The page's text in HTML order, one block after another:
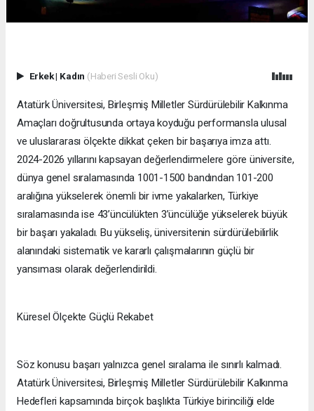
Erkek| Kadın (Haberi Sesli Oku)
Atatürk Üniversitesi, Birleşmiş Milletler Sürdürülebilir Kalkınma
Amaçları doğrultusunda ortaya koyduğu performansla ulusal
ve uluslararası ölçekte dikkat çeken bir başarıya imza attı.
2024-2026 yıllarını kapsayan değerlendirmelere göre üniversite,
dünya genel sıralamasında 1001-1500 bandından 101-200
aralığına yükselerek önemli bir ivme yakalarken, Türkiye
sıralamasında ise 43’üncülükten 3’üncülüğe yükselerek büyük
bir başarı yakaladı. Bu yükseliş, üniversitenin sürdürülebilirlik
alanındaki sistematik ve kararlı çalışmalarının güçlü bir
yansıması olarak değerlendirildi.
Küresel Ölçekte Güçlü Rekabet
Söz konusu başarı yalnızca genel sıralama ile sınırlı kalmadı.
Atatürk Üniversitesi, Birleşmiş Milletler Sürdürülebilir Kalkınma
Hedefleri kapsamında birçok başlıkta Türkiye birinciliği elde